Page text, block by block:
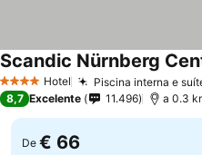
4 EstrelasHotel Piscina interna e
Scandic Nürnberg
8,7 Excelente 11.496 a 0.3
De € 66